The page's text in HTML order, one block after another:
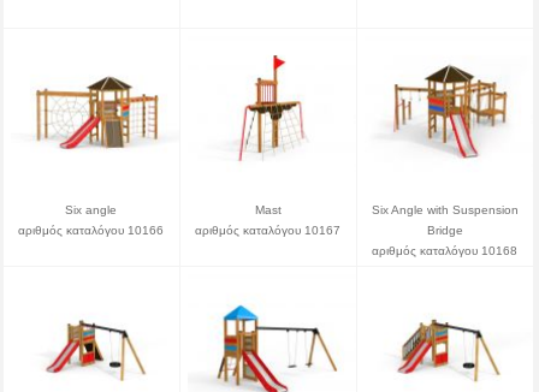
Six angle
αριθμός καταλόγου 10166
Mast
αριθμός καταλόγου 10167
Six Angle with Suspension
Bridge
αριθμός καταλόγου 10168